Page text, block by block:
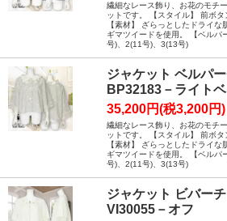
繊細なレース飾り、お花のモチ
ットです。 【スタイル】 前ボタ
【素材】 ざらっとしたドライな
ギマツイードを使用。 【ベルパ
号)、2(11号)、3(13号)
ジャケット ベルパ
BP32183－ライト
35,200円(税3,200円)
繊細なレース飾り、お花のモチ
ットです。 【スタイル】 前ボタ
【素材】 ざらっとしたドライな
ギマツイードを使用。 【ベルパ
号)、2(11号)、3(13号)
ジャケット ビバー
VI30055－オフ